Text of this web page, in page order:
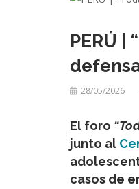
PERÚ |
28/05/2026
El foro
junto al
casos de